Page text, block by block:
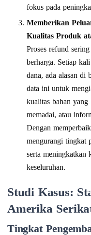
fokus pada
Memberikan
Kualitas Produk
Proses refund
berharga. Setiap
dana, ada alasan di
data ini untuk
kualitas bahan
memadai, atau
Dengan
mengurangi tingkat
serta meningkatkan
keseluruhan.
Studi Kasus:
Amerika
Tingkat